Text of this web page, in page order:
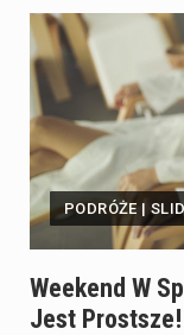
PODRÓŻE |
Weekend W
Jest Prostsze!